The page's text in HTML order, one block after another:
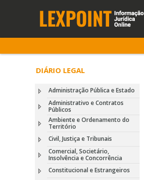
DIÁRIO LEGAL
Administração Pública e Estado
Administrativo e Contratos
Públicos
Ambiente e Ordenamento do
Território
Civil, Justiça e Tribunais
Comercial, Societário,
Insolvência e Concorrência
Constitucional e Estrangeiros